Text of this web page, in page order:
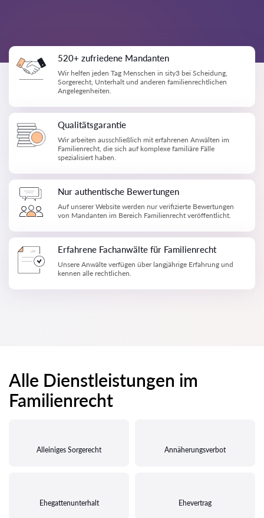
520+ zufriedene Mandanten
Wir helfen jeden Tag Menschen in sity3 bei Scheidung,
Sorgerecht, Unterhalt und anderen familienrechtlichen
Angelegenheiten.
Qualitätsgarantie
Wir arbeiten ausschließlich mit erfahrenen Anwälten im
Familienrecht, die sich auf komplexe familiäre Fälle
spezialisiert haben.
Nur authentische Bewertungen
Auf unserer Website werden nur verifizierte Bewertungen
von Mandanten im Bereich Familienrecht veröffentlicht.
Erfahrene Fachanwälte für Familienrecht
Unsere Anwälte verfügen über langjährige Erfahrung und
kennen alle rechtlichen.
Alle Dienstleistungen im
Familienrecht
Alleiniges Sorgerecht Annäherungsverbot
Ehegattenunterhalt Ehevertrag